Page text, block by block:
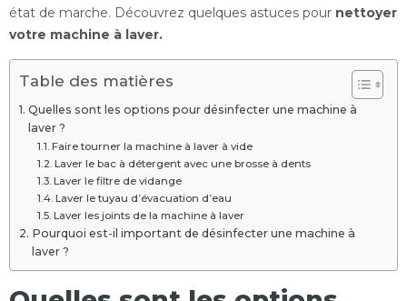
état de marche. Découvrez quelques astuces pour nettoyer
votre machine à laver.
Table des matières
Quelles sont les options pour désinfecter une machine à
laver ?
Faire tourner la machine à laver à vide
Laver le bac à détergent avec une brosse à dents
Laver le filtre de vidange
Laver le tuyau d’évacuation d’eau
Laver les joints de la machine à laver
Pourquoi est-il important de désinfecter une machine à
laver ?